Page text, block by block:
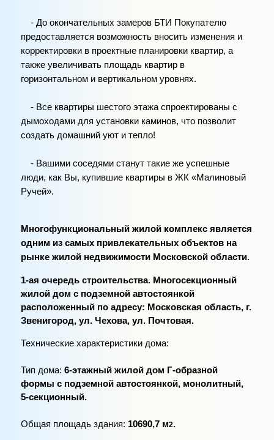
- До окончательных замеров БТИ Покупателю
предоставляется возможность вносить изменения и
корректировки в проектные планировки квартир, а
также увеличивать площадь квартир в
горизонтальном и вертикальном уровнях.
- Все квартиры шестого этажа спроектированы с
дымоходами для установки каминов, что позволит
создать домашний уют и тепло!
- Вашими соседями станут такие же успешные
люди, как Вы, купившие квартиры в ЖК «Малиновый
Ручей».
Многофункциональный жилой комплекс является
одним из самых привлекательных объектов на
рынке жилой недвижимости Московской области.
1-ая очередь строительства. Многосекционный
жилой дом с подземной автостоянкой
расположенный по адресу: Московская область, г.
Звенигород, ул. Чехова, ул. Почтовая.
Технические характеристики дома:
Тип дома: 6-этажный жилой дом Г-образной
формы с подземной автостоянкой, монолитный,
5-секционный.
Общая площадь здания: 10690,7 м2.